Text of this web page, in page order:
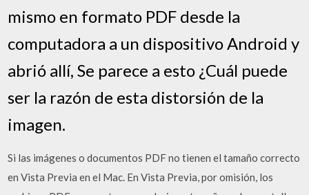
mismo en formato PDF desde la
computadora a un dispositivo Android y
abrió allí, Se parece a esto ¿Cuál puede
ser la razón de esta distorsión de la
imagen.
Si las imágenes o documentos PDF no tienen el tamaño correcto
en Vista Previa en el Mac. En Vista Previa, por omisión, los